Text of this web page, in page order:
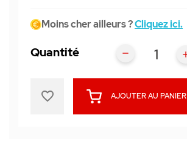
Moins cher ailleurs ?Cliquez ici.
Quantité
AJOUTER AU PANIER
favorite_border